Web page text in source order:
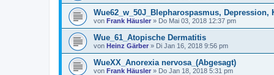
Wue62_w_50J_Blepharospasmus, Depression,
von Frank Häusler » Do Mai 03, 2018 12:37 pm
Wue_61_Atopische Dermatitis
von Heinz Gärber » Di Jan 16, 2018 9:56 pm
WueXX_Anorexia nervosa_(Abgesagt)
von Frank Häusler » Do Jan 18, 2018 5:31 pm